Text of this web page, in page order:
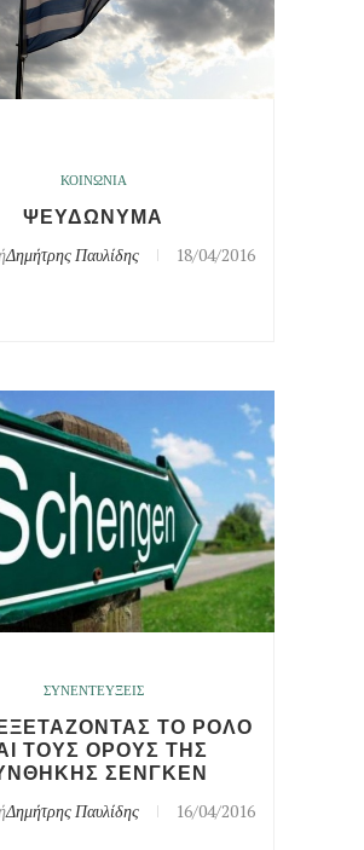
ΚΟΙΝΩΝΙΑ
ΨΕΥΔΩΝΥΜΑ
Δημήτρης Παυλίδης 18/04/2016
ΣΥΝΕΝΤΕΥΞΕΙΣ
ΤΟ ΡΟΛΟ
ΤΟΥΣ ΟΡΟΥΣ ΤΗΣ
ΣΕΝΓΚΕΝ
Δημήτρης Παυλίδης 16/04/2016